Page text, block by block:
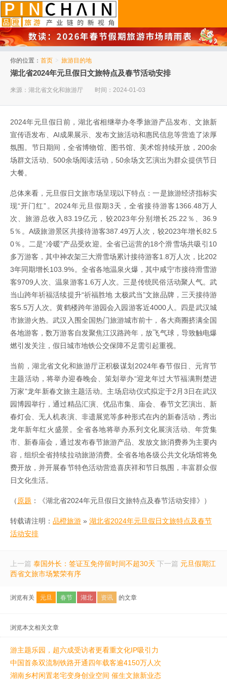
你的位置： 首页 > 旅游目的地
湖北省2024年元旦假日文旅特点及春节活动安排
来源：湖北省文化和旅游厅 时间：2024-01-03
2024年元旦假日前，湖北省相继举办冬季旅游产品发布、文旅新
宣传语发布、AI成果展示、发布文旅活动和惠民信息等营造了浓厚
氛围。节日期间，全省博物馆、图书馆、美术馆持续开放，200余
场群文活动、500余场阅读活动，50余场文艺演出为群众提供节日
大餐。
总体来看，元旦假日文旅市场呈现以下特点：一是旅游经济指标实
现“开门红”。2024年元旦假期3天，全省接待游客1366.48万人
次、旅游总收入83.19亿元，较2023年分别增长25.22％、36.9
5％。A级旅游景区共接待游客387.49万人次，较2023年增长82.5
0％。二是“冷暖”产品受欢迎。全省已运营的18个滑雪场共吸引10
多万游客，其中神农架三大滑雪场累计接待游客1.8万人次，比202
3年同期增长103.9%。全省各地温泉火爆，其中咸宁市接待滑雪游
客9709人次、温泉游客1.6万人次。三是传统民俗活动聚人气。武
当山跨年祈福活续提升“祈福胜地 太极武当”文旅品牌，三天接待游
客5.5万人次。黄鹤楼跨年游园会入园游客近4000人。四是武汉城
市旅游火热。武汉入围全国热门旅游城市前十，各大商圈挤满全国
各地游客，数万游客自发聚焦江汉路跨年，放飞气球，导致触电爆
燃引发关注，假日城市地铁公交保障不足需引起重视。
当前，湖北省文化和旅游厅正积极谋划2024年春节假日、元宵节
主题活动，将举办迎春晚会、策划举办“迎龙年过大节福满荆楚进
万家”龙年新春文旅主题活动。主场启动仪式拟定于2月3日在武汉
园博园举行，通过精品汇演、优品市集、庙会、春节文艺演出、新
春灯会、无人机表演、非遗展览等多种形式在内的新春活动，秀出
龙年新年红火盛景。全省各地将举办系列文化展演活动、年货集
市、新春庙会，通过发布春节旅游产品、发放文旅消费券为主要内
容，组织全省持续拉动旅游消费。全省各地各级公共文化场馆将免
费开放，并开展春节特色活动营造喜庆祥和节日氛围，丰富群众假
日文化生活。
（原题 ：《湖北省2024年元旦假日文旅特点及春节活动安排》）
转载请注明： 品橙旅游 » 湖北省2024年元旦假日文旅特点及春节
活动安排
上一篇 泰国外长：签证互免停留时间不超30天 下一篇 元旦假期江
西省文旅市场繁荣有序
浏览有关 元旦 春节 湖北 资讯 的文章
浏览本文相关文章
游主题乐园，超六成受访者更看重文化IP吸引力
中国首条双流制铁路开通四年载客逾4150万人次
湖南乡村闲置老宅变身创业空间 催生文旅新业态